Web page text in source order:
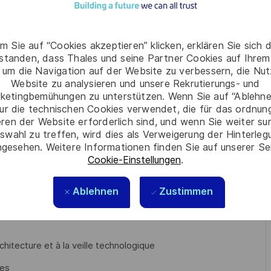
Sie auf “Cookies akzeptieren” klicken, erklären Sie sich
dass Thales und seine Partner Cookies auf
um die Navigation auf der Website zu verbessern, die
Website zu analysieren und unsere Rekrutierungs- und
zu unterstützen. Wenn Sie auf
die technischen Cookies verwendet, die für das
der Website erforderlich sind, und wenn Sie weiter
zu treffen, wird dies als Verweigerung der
Weitere Informationen finden Sie auf unserer
Cookie-Einstellungen.
Ablehnen Zustimmen
est chargé de créer le message de navigation diffusé par
les éventuelles anomalies et d'en prévenir les
que de mesurer les performances du système.
train SAFe « MINE » pour le projet G2IOV. Le framework
grande autonomie quant à la mise en œuvre une fois le
d’intervalle / itération.
sont les suivantes :
aux besoins du client
ainsi qu’à l’intégration et à la validation de la conformité
parties prenantes techniques
et à la veille technologique